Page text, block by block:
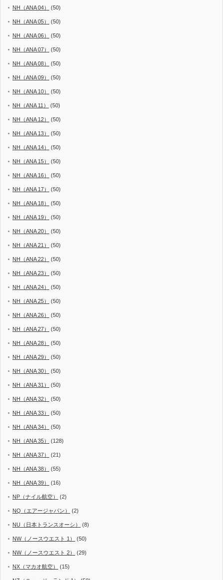
NH（ANA 04） (50)
NH（ANA 05） (50)
NH（ANA 06） (50)
NH（ANA 07） (50)
NH（ANA 08） (50)
NH（ANA 09） (50)
NH（ANA 10） (50)
NH（ANA 11） (50)
NH（ANA 12） (50)
NH（ANA 13） (50)
NH（ANA 14） (50)
NH（ANA 15） (50)
NH（ANA 16） (50)
NH（ANA 17） (50)
NH（ANA 18） (50)
NH（ANA 19） (50)
NH（ANA 20） (50)
NH（ANA 21） (50)
NH（ANA 22） (50)
NH（ANA 23） (50)
NH（ANA 24） (50)
NH（ANA 25） (50)
NH（ANA 26） (50)
NH（ANA 27） (50)
NH（ANA 28） (50)
NH（ANA 29） (50)
NH（ANA 30） (50)
NH（ANA 31） (50)
NH（ANA 32） (50)
NH（ANA 33） (50)
NH（ANA 34） (50)
NH（ANA 35） (128)
NH（ANA 37） (21)
NH（ANA 38） (55)
NH（ANA 39） (16)
NP（ナイル航空） (2)
NQ（エアージャパン） (2)
NU（日本トランスオーシ） (8)
NW（ノースウエスト 1） (50)
NW（ノースウエスト 2） (29)
NX（マカオ航空） (15)